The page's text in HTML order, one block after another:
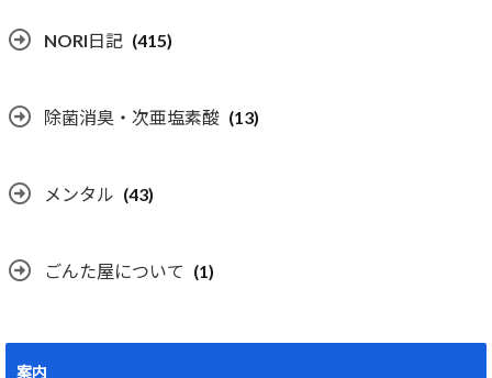
NORI日記 (415)
除菌消臭・次亜塩素酸 (13)
メンタル (43)
ごんた屋について (1)
案内